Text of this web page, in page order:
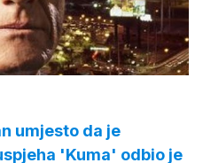
umjesto da je
'Kuma' odbio je